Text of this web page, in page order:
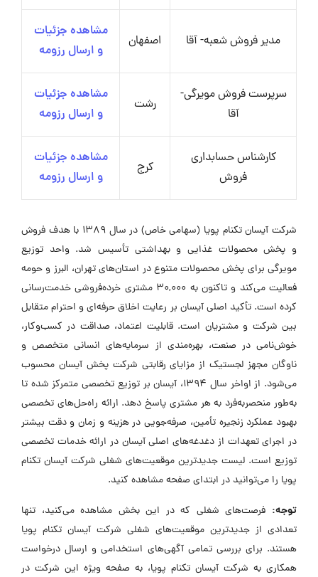
مدیر فروش شعبه- آقا اصفهان
مشاهده جزئیات
و ارسال رزومه
سرپرست فروش مویرگی-
آقا
رشت
مشاهده جزئیات
و ارسال رزومه
کارشناس حسابداری
فروش
کرج
مشاهده جزئیات
و ارسال رزومه
شرکت آیسان تکنام پویا (سهامی خاص) در سال ۱۳۸۹ با هدف فروش
و پخش محصولات غذایی و بهداشتی تأسیس شد. واحد توزیع
مویرگی برای پخش محصولات متنوع در استان‌های تهران، البرز و حومه
فعالیت می‌کند و تاکنون به ۳۰,۰۰۰ مشتری خرده‌فروشی خدمت‌رسانی
کرده است. تأکید اصلی آیسان بر رعایت اخلاق حرفه‌ای و احترام متقابل
بین شرکت و مشتریان است. قابلیت اعتماد، صداقت در کسب‌وکار،
خوش‌نامی در صنعت، بهره‌مندی از سرمایه‌های انسانی متخصص و
ناوگان مجهز لجستیک از مزایای رقابتی شرکت پخش آیسان محسوب
می‌شود. از اواخر سال ۱۳۹۴، آیسان بر توزیع تخصصی متمرکز شده تا
به‌طور منحصر‌به‌فرد به هر مشتری پاسخ دهد. ارائه راه‌حل‌های تخصصی
بهبود عملکرد زنجیره تأمین، صرفه‌جویی در هزینه و زمان و دقت بیشتر
در اجرای تعهدات از دغدغه‌های اصلی آیسان در ارائه خدمات تخصصی
توزیع است. لیست جدیدترین موقعیت‌های شغلی شرکت آیسان تکنام
پویا را می‌توانید در ابتدای صفحه مشاهده کنید.
توجه: فرصت‌های شغلی که در این بخش مشاهده می‌کنید، تنها
تعدادی از جدیدترین موقعیت‌های شغلی شرکت آیسان تکنام پویا
هستند. برای بررسی تمامی آگهی‌های استخدامی و ارسال درخواست
همکاری به شرکت آیسان تکنام پویا، به صفحه ویژه این شرکت در